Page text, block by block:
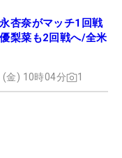
杏奈がマッチ1回戦
梨菜も2回戦へ/全米
金) 10時04分 1